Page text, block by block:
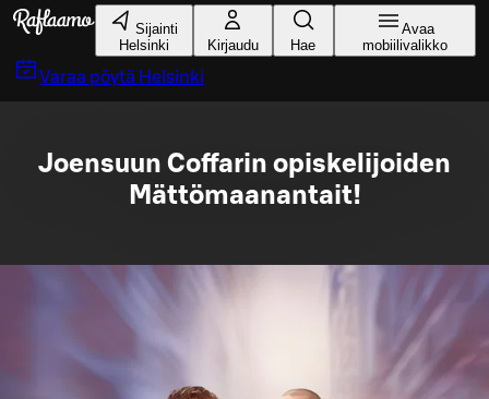
Siirry pääsisältöön
Sijainti
Helsinki
Kirjaudu Hae
Avaa
mobiilivalikko
Varaa pöytä Helsinki
Joensuun Coffarin opiskelijoiden
Mättömaanantait!